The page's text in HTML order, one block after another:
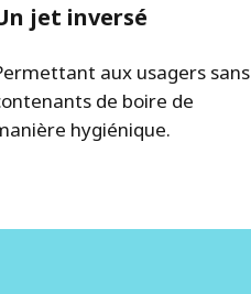
jet inversé
aux usagers sans
de boire de
hygiénique.